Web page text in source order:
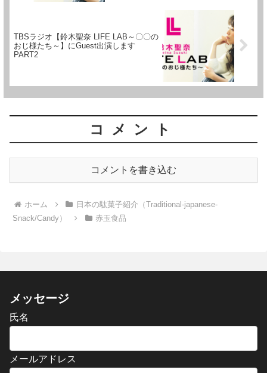
TBSラジオ【鈴木聖奈 LIFE LAB～〇〇の
おじ様たち～】にGuest出演します
PART2
コメント
コメントを書き込む
ホーム
日本の駄菓子紹介（Traditional-japanese-
Snack/Candy）
赤玉食品
メッセージ
氏名
メールアドレス